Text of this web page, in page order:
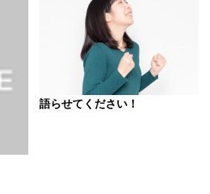
語らせてください！